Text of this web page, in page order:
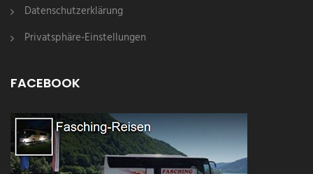
Datenschutzerklärung
Privatsphäre-Einstellungen
FACEBOOK